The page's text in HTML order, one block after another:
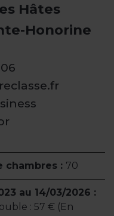
Hâtes
Honorine
chambres : 70
au 14/03/2026 :
: 57 € (En